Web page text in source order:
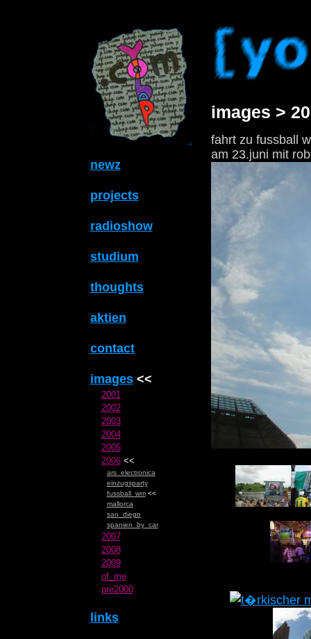
newz
projects
radioshow
studium
thoughts
aktien
contact
images<<
2001
2002
2003
2004
2005
2006<<
ars_electronica
einzugsparty
fussball_wm<<
mallorca
san_diego
spanien_by_car
2007
2008
2009
of_me
pre2000
links
images >
fahrt zu fussball
am 23.juni mit